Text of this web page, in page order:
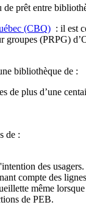
prêt entre
(CBQ) : il est
groupes (PRPG)
bibliothèque de :
de plus d’une
de :
des usagers.
compte des
même
de PEB.